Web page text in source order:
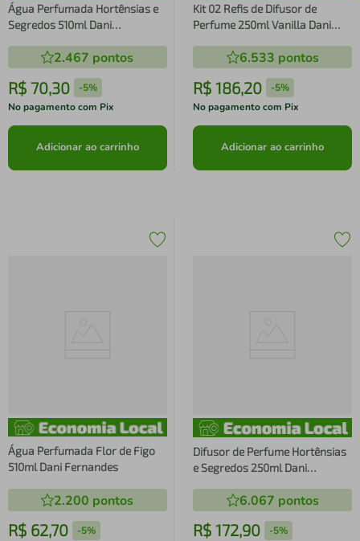
Água Perfumada Hortênsias e
Segredos 510ml Dani
2.467 pontos
R$ 70,30 -5%
No pagamento com Pix
Adicionar ao carrinho
Kit 02 Refis de Difusor de
Perfume 250ml Vanilla Dani
6.533 pontos
R$ 186,20 -5%
No pagamento com Pix
Adicionar ao carrinho
Água Perfumada Flor de Figo
510ml Dani Fernandes
2.200 pontos
R$ 62,70 -5%
Difusor de Perfume Hortênsias
e Segredos 250ml Dani
6.067 pontos
R$ 172,90 -5%